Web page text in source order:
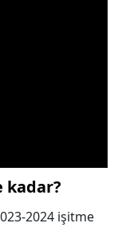
kadar?
2024 işitme